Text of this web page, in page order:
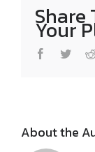
Share
Your
Facebook
About the